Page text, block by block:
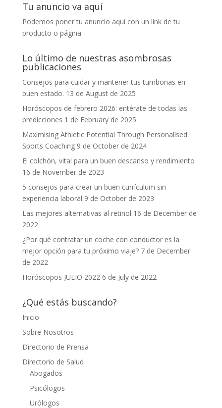
Tu anuncio va aquí
Podemos poner tu anuncio aquí con un link de tu
producto o página
Lo último de nuestras asombrosas
publicaciones
Consejos para cuidar y mantener tus tumbonas en
buen estado. 13 de August de 2025
Horóscopos de febrero 2026: entérate de todas las
predicciones 1 de February de 2025
Maximising Athletic Potential Through Personalised
Sports Coaching 9 de October de 2024
El colchón, vital para un buen descanso y rendimiento
16 de November de 2023
5 consejos para crear un buen currículum sin
experiencia laboral 9 de October de 2023
Las mejores alternativas al retinol 16 de December de
2022
¿Por qué contratar un coche con conductor es la
mejor opción para tu próximo viaje? 7 de December
de 2022
Horóscopos JULIO 2022 6 de July de 2022
¿Qué estás buscando?
Inicio
Sobre Nosotros
Directorio de Prensa
Directorio de Salud
Abogados
Psicólogos
Urólogos